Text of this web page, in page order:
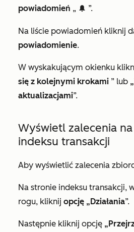
powiadomień „ notification ”.
Na liście powiadomień kliknij
powiadomienie.
W wyskakującym okienku
się z kolejnymi krokami ” lub
aktualizacjami”.
Wyświetl zalecenia
indeksu transakcji
Aby wyświetlić zalecenia
Na stronie indeksu transakcji,
rogu, kliknij opcję „Działania”.
Następnie kliknij opcję